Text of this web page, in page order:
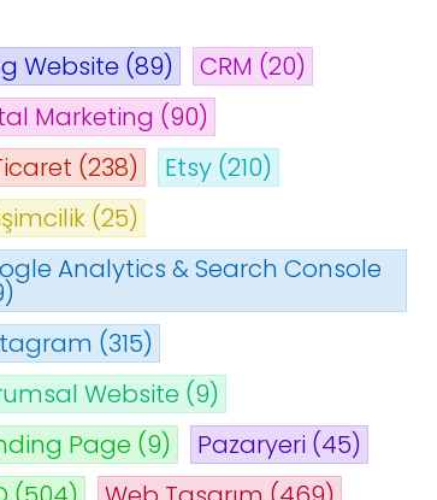
Website (89) CRM (20)
Marketing (90)
(238) Etsy (210)
(25)
Analytics & Search Console
(315)
Website (9)
Page (9) Pazaryeri (45)